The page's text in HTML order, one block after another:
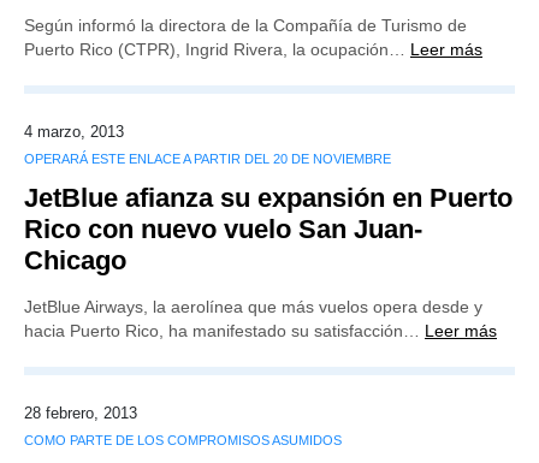
Según informó la directora de la Compañía de Turismo de
Puerto Rico (CTPR), Ingrid Rivera, la ocupación… Leer más
4 marzo, 2013
OPERARÁ ESTE ENLACE A PARTIR DEL 20 DE NOVIEMBRE
JetBlue afianza su expansión en Puerto
Rico con nuevo vuelo San Juan-
Chicago
JetBlue Airways, la aerolínea que más vuelos opera desde y
hacia Puerto Rico, ha manifestado su satisfacción… Leer más
28 febrero, 2013
COMO PARTE DE LOS COMPROMISOS ASUMIDOS